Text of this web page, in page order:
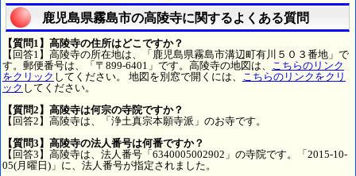
鹿児島県霧島市の高陵寺に関するよくある質問
【質問1】高陵寺の住所はどこですか？
【回答1】高陵寺の所在地は、「鹿児島県霧島市溝辺町有川５０３番地」で
す。郵便番号は、「〒899-6401」です。高陵寺の地図は、 こちらのリンク
をクリック してください。 地図を別窓で開くには、 こちらのリンクをクリ
ック してください。
【質問2】高陵寺は何宗の寺院ですか？
【回答2】高陵寺は、「浄土真宗本願寺派」のお寺です。
【質問3】高陵寺の法人番号は何番ですか？
【回答3】高陵寺は、法人番号「6340005002902」の寺院です。「2015-10-
05(月曜日)」に、法人番号が指定されました。